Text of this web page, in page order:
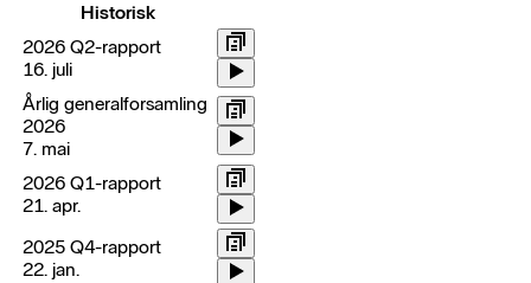
Historisk
2026 Q2-rapport
16. juli
Årlig generalforsamling
2026
7. mai
2026 Q1-rapport
21. apr.
2025 Q4-rapport
22. jan.